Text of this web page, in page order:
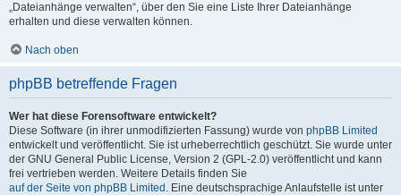
„Dateianhänge verwalten“, über den Sie eine Liste Ihrer Dateianhänge
erhalten und diese verwalten können.
Nach oben
phpBB betreffende Fragen
Wer hat diese Forensoftware entwickelt?
Diese Software (in ihrer unmodifizierten Fassung) wurde von phpBB Limited
entwickelt und veröffentlicht. Sie ist urheberrechtlich geschützt. Sie wurde unter
der GNU General Public License, Version 2 (GPL-2.0) veröffentlicht und kann
frei vertrieben werden. Weitere Details finden Sie
auf der Seite von phpBB Limited . Eine deutschsprachige Anlaufstelle ist unter